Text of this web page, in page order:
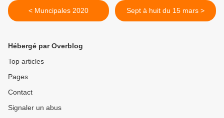
< Muncipales 2020 Sept à huit du 15 mars >
Hébergé par Overblog
Top articles
Pages
Contact
Signaler un abus